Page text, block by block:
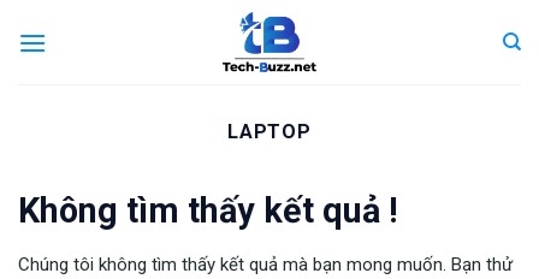
LAPTOP
Không tìm thấy kết quả !
Chúng tôi không tìm thấy kết quả mà bạn mong muốn. Bạn thử